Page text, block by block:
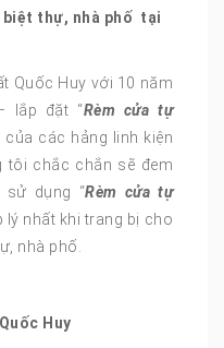
biệt thự, nhà phố tại
Quốc Huy với 10 năm
lắp đặt “Rèm cửa tự
các hảng linh kiện
tôi chắc chắn sẽ đem
sử dụng “Rèm cửa tự
lý nhất khi trang bị cho
nhà phố.
Huy